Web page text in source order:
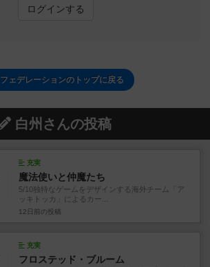
ログインする
フェデレーションのトップに戻る
白州さんの投稿
充実
魔法使いと仲魔たち
5/10独特なゲームをデザインする海外チーム「ア
ッキトッカ」によるカー...
12日前 の投稿
充実
フロステッド・ブルーム